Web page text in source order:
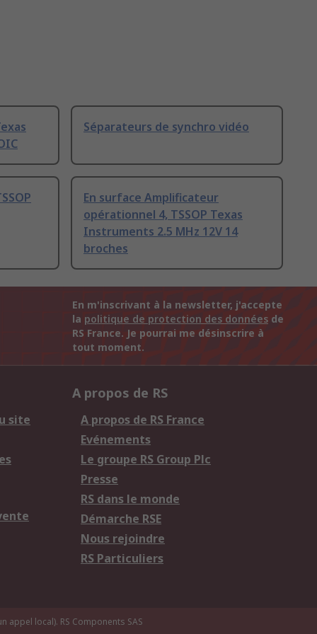
Séparateurs de synchro vidéo
En surface Amplificateur
opérationnel 4, TSSOP Texas
Instruments 2.5 MHz 12V 14
broches
En m'inscrivant à la newsletter, j'accepte
la politique de protection des données de
RS France. Je pourrai me désinscrire à
tout moment.
site
A propos de RS
A propos de RS France
Evénements
Le groupe RS Group Plc
Presse
RS dans le monde
Démarche RSE
Nous rejoindre
RS Particuliers
appel local). RS Components SAS